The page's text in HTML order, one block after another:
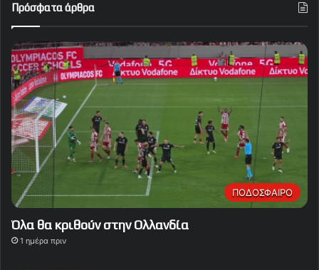
Πρόσφατα άρθρα
ΠΟΔΟΣΦΑΙΡΟ
Όλα θα κριθούν στην Ολλανδία
1 ημέρα πριν